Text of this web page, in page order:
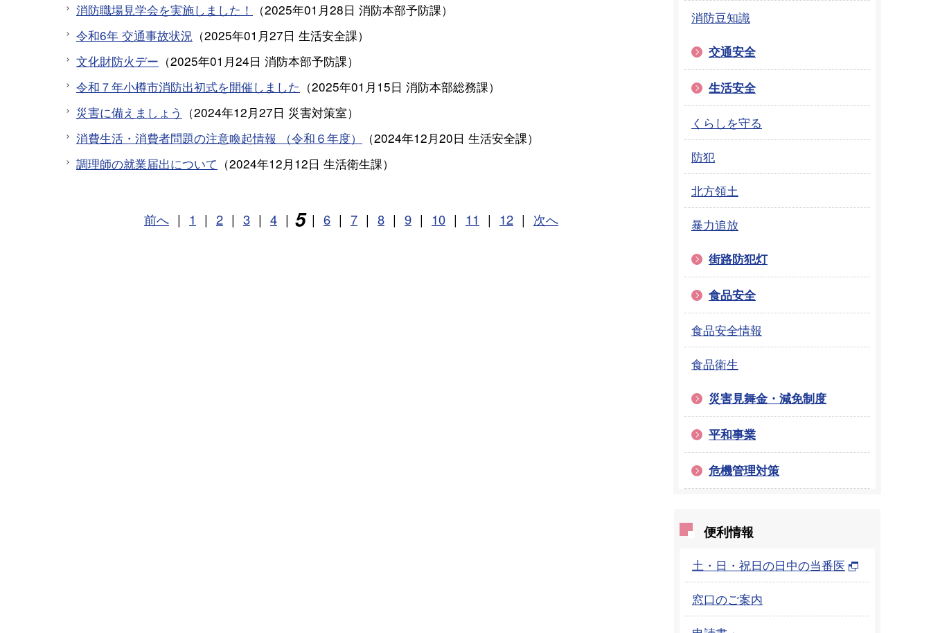
消防職場見学会を実施しました！
（2025年01月28日 消防本部予防課）
令和6年 交通事故状況 （2025年01月27日 生活安全課）
文化財防火デー （2025年01月24日 消防本部予防課）
令和７年小樽市消防出初式を開催しました （2025年01月15日 消防本部総務課）
災害に備えましょう （2024年12月27日 災害対策室）
消費生活・消費者問題の注意喚起情報 （令和６年度）
（2024年12月20日 生活安全課）
調理師の就業届出について （2024年12月12日 生活衛生課）
前へ | 1 | 2 | 3 | 4 | 5 | 6 | 7 | 8 | 9 | 10 | 11 | 12 | 次へ
消防豆知識
交通安全
生活安全
くらしを守る
防犯
北方領土
暴力追放
街路防犯灯
食品安全
食品安全情報
食品衛生
災害見舞金・減免制度
平和事業
危機管理対策
便利情報
土・日・祝日の日中の当番医
窓口のご案内